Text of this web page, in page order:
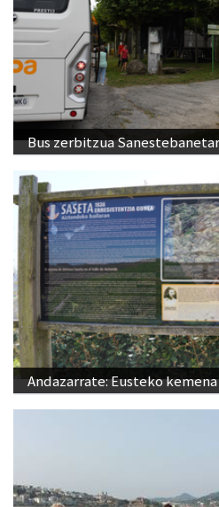
Bus zerbitzua
Andazarrate: Eusteko kemena